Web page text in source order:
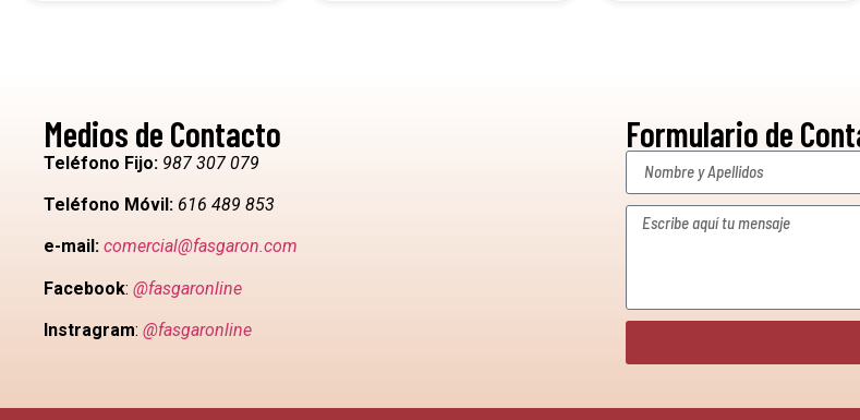
Medios de Contacto
Teléfono Fijo: 987 307 079
Teléfono Móvil: 616 489 853
e-mail: comercial@fasgaron.com
Facebook: @fasgaronline
Instragram: @fasgaronline
Formulario de